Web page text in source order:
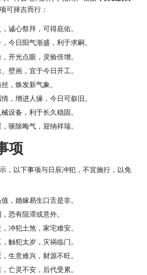
可择吉而行：
诚心祭拜，可得庇佑。
，今日阳气渐盛，利于求嗣。
，开光点眼，灵验倍增。
、壁画，宜于今日开工。
丝，焕发新气象。
情，增进人缘，今日可叙旧。
械设备，利于长久稳固。
，驱除晦气，迎纳祥瑞。
项
，以下事项与日辰冲犯，不宜施行，以免
值，婚嫁易生口舌是非。
恐有阻滞或意外。
，冲犯土煞，家宅难安。
，触犯太岁，灾祸临门。
，生意难兴，财源不旺。
，亡灵不安，后代受累。